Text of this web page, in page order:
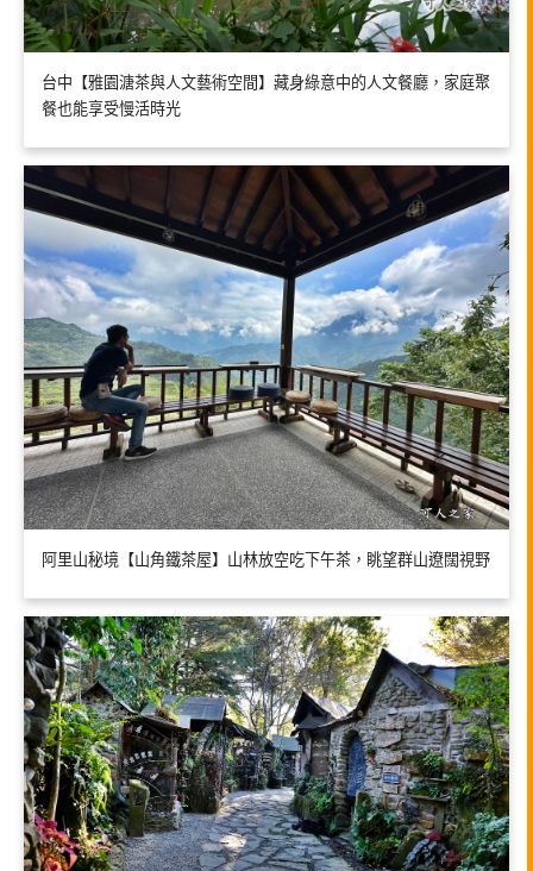
台中【雅園溏茶與人文藝術空間】藏身綠意中的人文餐廳，家庭聚
餐也能享受慢活時光
阿里山秘境【山角鐵茶屋】山林放空吃下午茶，眺望群山遼闊視野